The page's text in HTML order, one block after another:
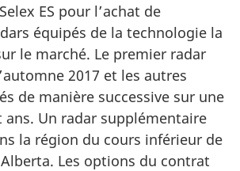
ES pour l’achat de
équipés de la technologie la
le marché. Le premier radar
2017 et les autres
de manière successive sur une
ans. Un radar supplémentaire
la région du cours inférieur de
Les options du contrat